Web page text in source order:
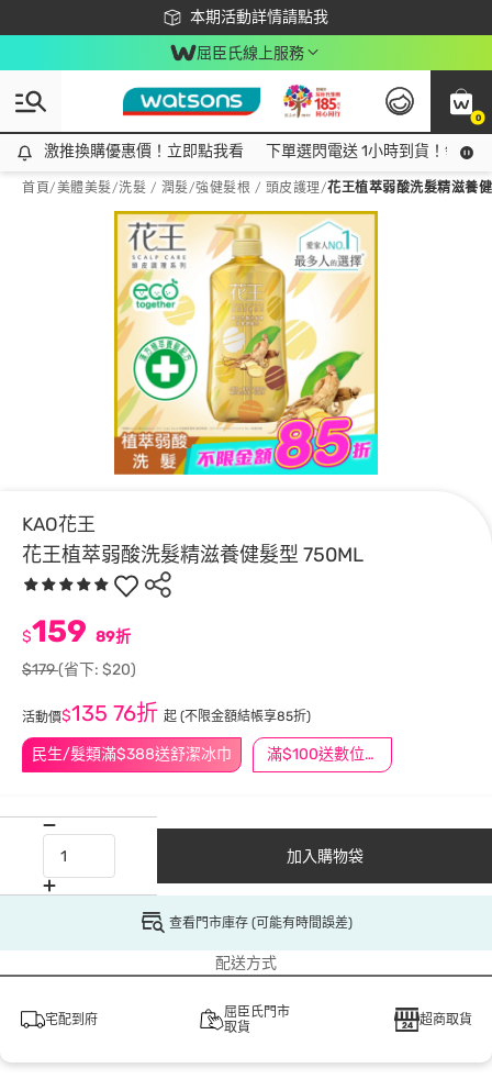
本期活動詳情請點我
下載app最高回饋$350
屈臣氏線上服務
0
激推換購優惠價！立即點我看
激推換購優惠價！立即點我看 下單選閃電送 1小時到貨！領神
首頁/美體美髮/洗髮 / 潤髮/強健髮根 / 頭皮護理/花王植萃弱酸洗髮精滋養
KAO花王
花王植萃弱酸洗髮精滋養健髮型 750ML
民生/髮類滿$388送舒潔冰巾 滿$100送數位印花
$159 89折
$179(省下: $20)
活動價$135 76折 起 (不限金額結帳享85折)
加入購物袋
查看門市庫存 (可能有時間誤差)
配送方式
宅配到府
屈臣氏門市
取貨
超商取貨